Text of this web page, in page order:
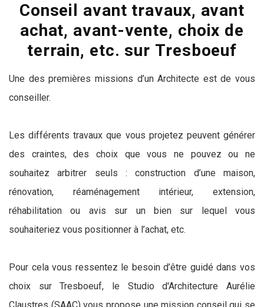
Conseil avant travaux, avant
achat, avant-vente, choix de
terrain, etc. sur Tresboeuf
Une des premières missions d’un Architecte est de vous
conseiller.
Les différents travaux que vous projetez peuvent générer
des craintes, des choix que vous ne pouvez ou ne
souhaitez arbitrer seuls : construction d’une maison,
rénovation, réaménagement intérieur, extension,
réhabilitation ou avis sur un bien sur lequel vous
souhaiteriez vous positionner à l’achat, etc.
Pour cela vous ressentez le besoin d’être guidé dans vos
choix sur Tresboeuf, le Studio d'Architecture Aurélie